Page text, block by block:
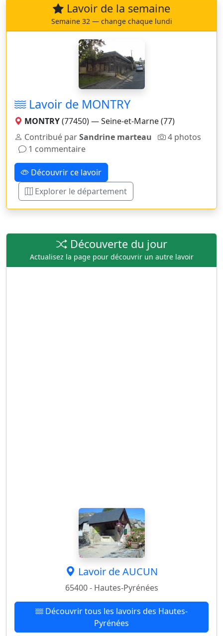
Lavoir de la semaine
Semaine 32 — change chaque lundi
Lavoir de MONTRY
MONTRY(77450) — Seine-et-Marne (77)
Contribué parSandrine marteau
4 photos
1 commentaire
Découvrir ce lavoir
Explorer le département
Découverte du jour
Actualisez la page pour découvrir un autre lavoir
Lavoir de AUCUN
65400 - Hautes-Pyrénées
Découvrir tous les lavoirs des Hautes-
Pyrénées